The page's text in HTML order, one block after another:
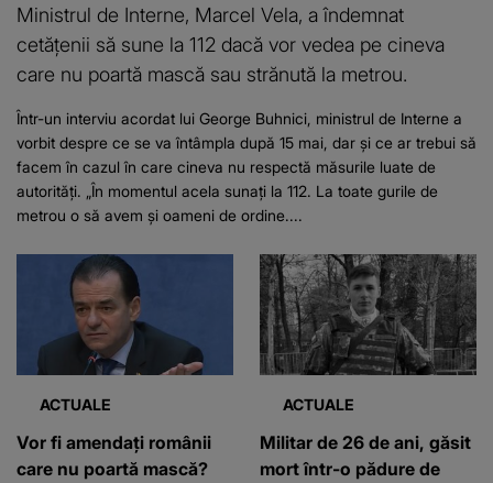
Ministrul de Interne, Marcel Vela, a îndemnat
cetățenii să sune la 112 dacă vor vedea pe cineva
care nu poartă mască sau strănută la metrou.
Într-un interviu acordat lui George Buhnici, ministrul de Interne a
vorbit despre ce se va întâmpla după 15 mai, dar și ce ar trebui să
facem în cazul în care cineva nu respectă măsurile luate de
autorități. „În momentul acela sunaţi la 112. La toate gurile de
metrou o să avem şi oameni de ordine....
ACTUALE
Vor fi amendaţi românii
care nu poartă mască?
ACTUALE
Militar de 26 de ani, găsit
mort într-o pădure de